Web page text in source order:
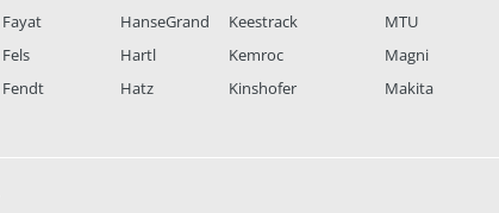
Fayat
Fels
Fendt
HanseGrand
Hartl
Hatz
Keestrack
Kemroc
Kinshofer
MTU
Magni
Makita